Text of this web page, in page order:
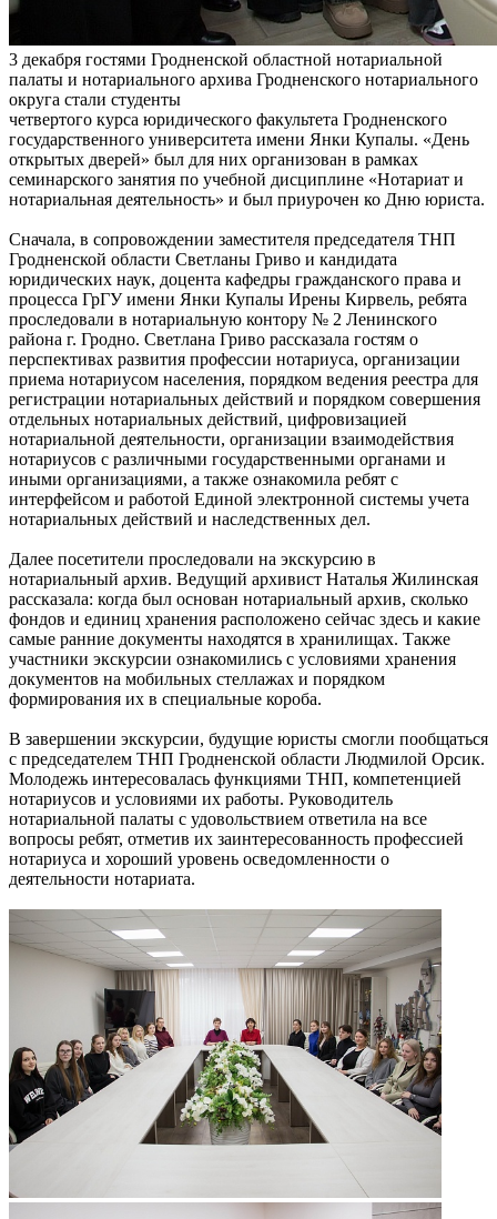
3 декабря гостями Гродненской областной нотариальной
палаты и нотариального архива Гродненского нотариального
округа стали студенты
четвертого курса юридического факультета Гродненского
государственного университета имени Янки Купалы. «День
открытых дверей» был для них организован в рамках
семинарского занятия по учебной дисциплине «Нотариат и
нотариальная деятельность» и был приурочен ко Дню юриста.
Сначала, в сопровождении заместителя председателя ТНП
Гродненской области Светланы Гриво и кандидата
юридических наук, доцента кафедры гражданского права и
процесса ГрГУ имени Янки Купалы Ирены Кирвель, ребята
проследовали в нотариальную контору № 2 Ленинского
района г. Гродно. Светлана Гриво рассказала гостям о
перспективах развития профессии нотариуса, организации
приема нотариусом населения, порядком ведения реестра для
регистрации нотариальных действий и порядком совершения
отдельных нотариальных действий, цифровизацией
нотариальной деятельности, организации взаимодействия
нотариусов с различными государственными органами и
иными организациями, а также ознакомила ребят с
интерфейсом и работой Единой электронной системы учета
нотариальных действий и наследственных дел.
Далее посетители проследовали на экскурсию в
нотариальный архив. Ведущий архивист Наталья Жилинская
рассказала: когда был основан нотариальный архив, сколько
фондов и единиц хранения расположено сейчас здесь и какие
самые ранние документы находятся в хранилищах. Также
участники экскурсии ознакомились с условиями хранения
документов на мобильных стеллажах и порядком
формирования их в специальные короба.
В завершении экскурсии, будущие юристы смогли пообщаться
с председателем ТНП Гродненской области Людмилой Орсик.
Молодежь интересовалась функциями ТНП, компетенцией
нотариусов и условиями их работы. Руководитель
нотариальной палаты с удовольствием ответила на все
вопросы ребят, отметив их заинтересованность профессией
нотариуса и хороший уровень осведомленности о
деятельности нотариата.